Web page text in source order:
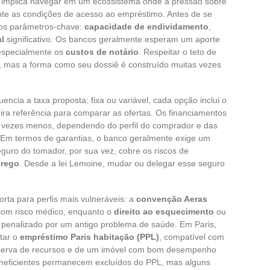
as condições de acesso ao empréstimo. Antes de se
parâmetros-chave: capacidade de endividamento
significativo. Os bancos geralmente esperam um aporte
os custos de notário . Respeitar o teto de
a forma como seu dossiê é construído muitas vezes
a taxa proposta: fixa ou variável, cada opção inclui o
referência para comparar as ofertas. Os financiamentos
menos, dependendo do perfil do comprador e das
termos de garantias, o banco geralmente exige um
do tomador, por sua vez, cobre os riscos de
. Desde a lei Lemoine, mudar ou delegar esse seguro
para perfis mais vulneráveis: a convenção Aeras
risco médico, enquanto o direito ao esquecimento ou
por um antigo problema de saúde. Em Paris,
o empréstimo Paris habitação (PPL) , compatível com
de recursos e de um imóvel com bom desempenho
permanecem excluídos do PPL, mas alguns